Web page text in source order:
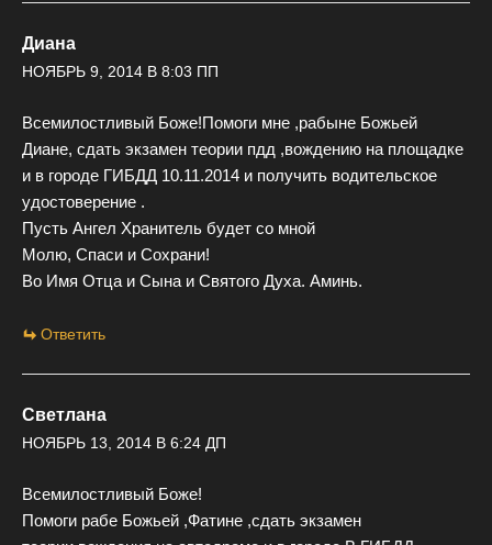
Диана
НОЯБРЬ 9, 2014 В 8:03 ПП
Всемилостливый Боже!Помоги мне ,рабыне Божьей
Диане, сдать экзамен теории пдд ,вождению на площадке
и в городе ГИБДД 10.11.2014 и получить водительское
удостоверение .
Пусть Ангел Хранитель будет со мной
Молю, Спаси и Сохрани!
Во Имя Отца и Сына и Святого Духа. Аминь.
Ответить
Светлана
НОЯБРЬ 13, 2014 В 6:24 ДП
Всемилостливый Боже!
Помоги рабе Божьей ,Фатине ,сдать экзамен